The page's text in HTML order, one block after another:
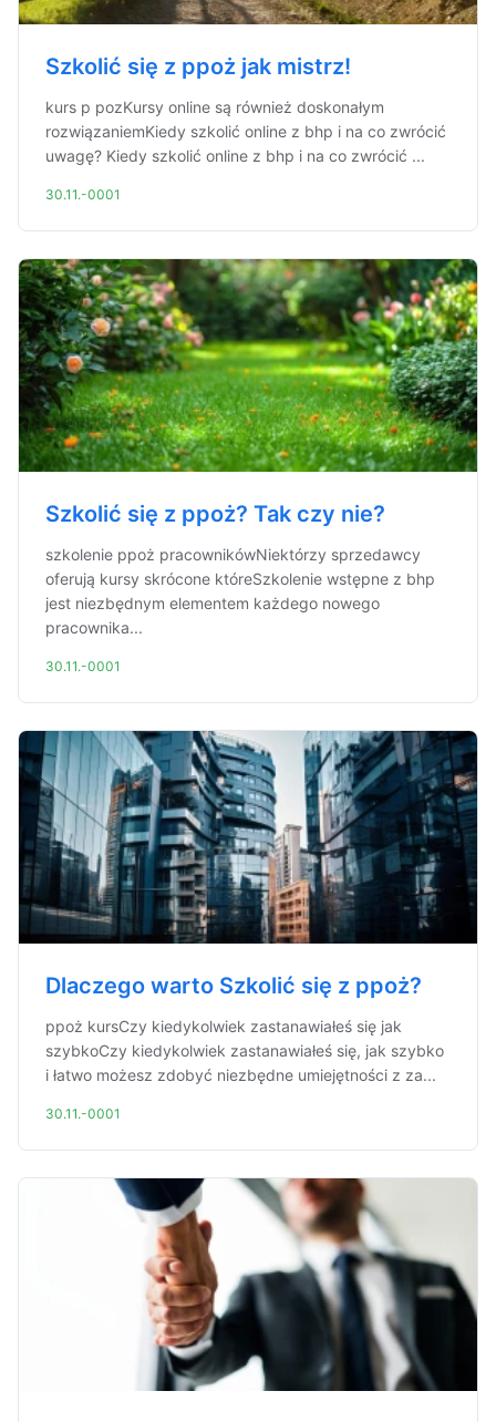
Szkolić się z ppoż jak mistrz!
kurs p pozKursy online są również doskonałym
rozwiązaniemKiedy szkolić online z bhp i na co zwrócić
uwagę? Kiedy szkolić online z bhp i na co zwrócić ...
30.11.-0001
Szkolić się z ppoż? Tak czy nie?
szkolenie ppoż pracownikówNiektórzy sprzedawcy
oferują kursy skrócone któreSzkolenie wstępne z bhp
jest niezbędnym elementem każdego nowego
pracownika...
30.11.-0001
Dlaczego warto Szkolić się z ppoż?
ppoż kursCzy kiedykolwiek zastanawiałeś się jak
szybkoCzy kiedykolwiek zastanawiałeś się, jak szybko
i łatwo możesz zdobyć niezbędne umiejętności z za...
30.11.-0001